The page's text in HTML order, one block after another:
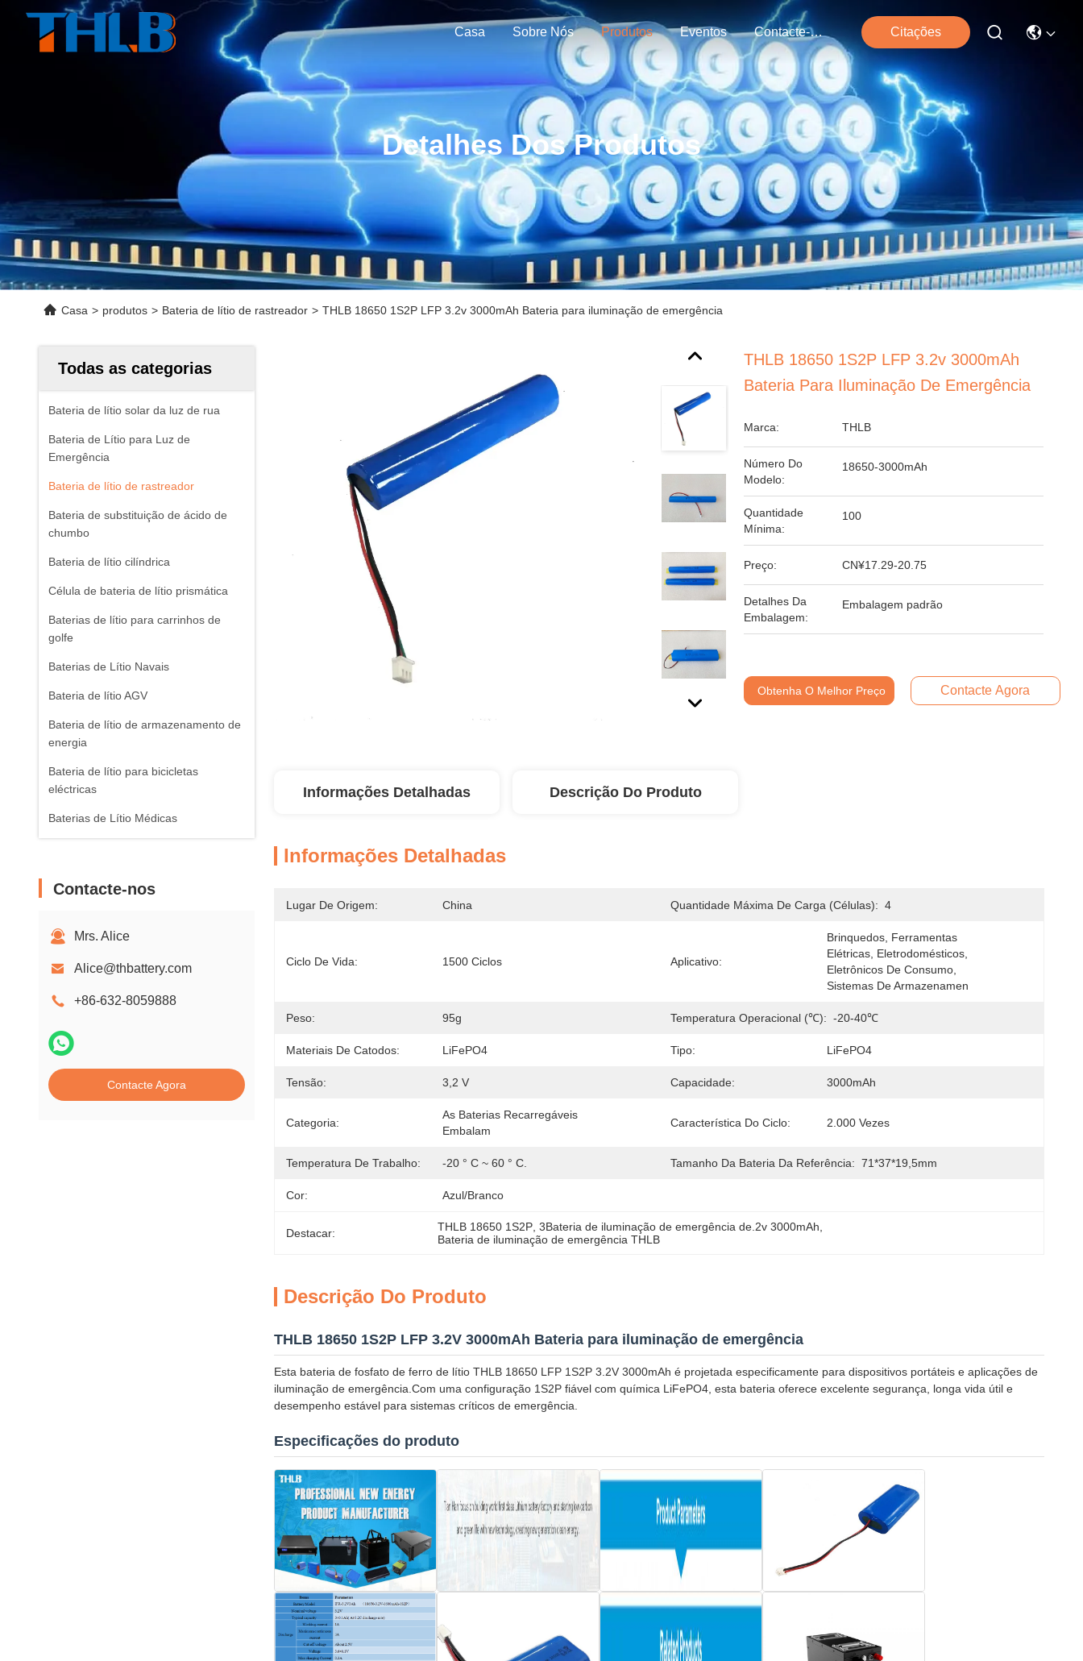
Casa Sobre Nós Produtos Eventos Contacte-Nos Citações
Detalhes Dos Produtos
Casa > produtos > Bateria de lítio de rastreador > THLB 18650 1S2P LFP 3.2v 3000mAh Bateria para iluminação de emergência
Todas as categorias
Bateria de lítio solar da luz de rua
Bateria de Lítio para Luz de
Emergência
Bateria de lítio de rastreador
Bateria de substituição de ácido de
chumbo
Bateria de lítio cilíndrica
Célula de bateria de lítio prismática
Baterias de lítio para carrinhos de
golfe
Baterias de Lítio Navais
Bateria de lítio AGV
Bateria de lítio de armazenamento de
energia
Bateria de lítio para bicicletas
eléctricas
Baterias de Lítio Médicas
Contacte-nos
Mrs. Alice
Alice@thbattery.com
+86-632-8059888
Contacte Agora
THLB 18650 1S2P LFP 3.2v 3000mAh
Bateria Para Iluminação De Emergência
Marca: THLB
Número Do
Modelo:
18650-3000mAh
Quantidade
Mínima:
100
Preço: CN¥17.29-20.75
Detalhes Da
Embalagem:
Embalagem padrão
Obtenha O Melhor Preço Contacte Agora
Informações Detalhadas Descrição Do Produto
Informações Detalhadas
Lugar De Origem: China Quantidade Máxima De Carga (células): 4
Ciclo De Vida: 1500 Ciclos Aplicativo:
Brinquedos, Ferramentas
Elétricas, Eletrodomésticos,
Eletrônicos De Consumo,
Sistemas De Armazenamen
Peso: 95g Temperatura Operacional (℃): -20-40℃
Materiais De Catodos: LiFePO4 Tipo: LiFePO4
Tensão: 3,2 V Capacidade: 3000mAh
Categoria:
As Baterias Recarregáveis
Embalam
Característica Do Ciclo: 2.000 Vezes
Temperatura De Trabalho: -20 ° C ~ 60 ° C. Tamanho Da Bateria Da Referência: 71*37*19,5mm
Cor: Azul/branco
Destacar: THLB 18650 1S2P , 3Bateria de iluminação de emergência de.2v 3000mAh
Bateria de iluminação de emergência THLB
Descrição Do Produto
THLB 18650 1S2P LFP 3.2V 3000mAh Bateria para iluminação de emergência
Esta bateria de fosfato de ferro de lítio THLB 18650 LFP 1S2P 3.2V 3000mAh é projetada especificamente para dispositivos portáteis e aplicações de
iluminação de emergência.Com uma configuração 1S2P fiável com química LiFePO4, esta bateria oferece excelente segurança, longa vida útil e
desempenho estável para sistemas críticos de emergência.
Especificações do produto